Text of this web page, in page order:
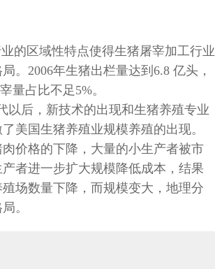
的区域性特点使得生猪屠宰加工行业
。2006年生猪出栏量达到6.8 亿头，
量占比不足5%。
以后，新技术的出现和生猪养殖专业
美国生猪养殖业规模养殖的出现。
价格的下降，大量的小生产者被市
者进一步扩大规模降低成本，结果
场数量下降，而规模变大，地理分
。